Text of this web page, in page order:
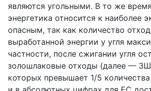
являются угольными. В то же
энергетика относится к наиболее
опасным, так как количество
выработанной энергии у угля
частности, после сжигании угля
золошлаковые отходы (далее —
которых превышает 1/5 количества